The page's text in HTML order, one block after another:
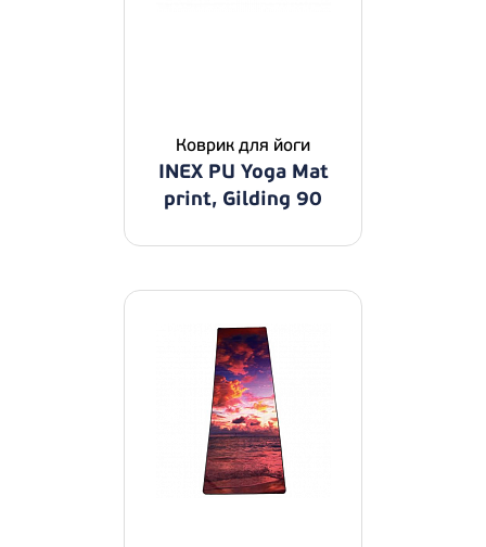
Коврик для йоги
INEX PU Yoga Mat
print, Gilding 90